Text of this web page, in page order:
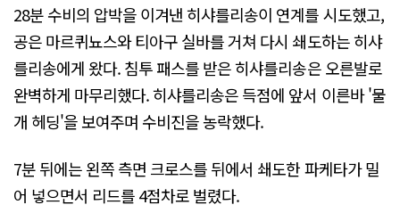
28분 수비의 압박을 이겨낸 히샤를리송이 연계를 시도했고,
공은 마르퀴뇨스와 티아구 실바를 거쳐 다시 쇄도하는 히샤
를리송에게 왔다. 침투 패스를 받은 히샤를리송은 오른발로
완벽하게 마무리했다. 히샤를리송은 득점에 앞서 이른바 '물
개 헤딩'을 보여주며 수비진을 농락했다.
7분 뒤에는 왼쪽 측면 크로스를 뒤에서 쇄도한 파케타가 밀
어 넣으면서 리드를 4점차로 벌렸다.